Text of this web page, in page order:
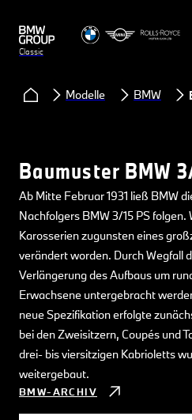
Classic
Modelle BMW
Baumuster BMW
Ab Mitte Februar 1931 ließ BMW
Nachfolgers BMW 3/15 PS
Karosserien zugunsten eines
verändert worden. Durch Wegfall
Verlängerung des Aufbaus um
Erwachsene untergebracht
neue Spezifikation erfolgte
bei den Zweisitzern, Coupés und
drei- bis viersitzigen Kabrioletts
weitergebaut.
BMW-ARCHIV